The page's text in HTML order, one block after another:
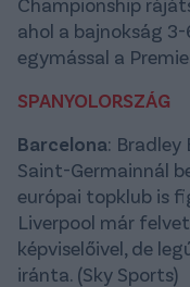
ahol a bajnokság
egymással a
SPANYOLORSZÁG
Barcelona: Bradley
Saint-Germainnál
európai topklub is
Liverpool már
képviselőivel, de
iránta. (Sky Sports)